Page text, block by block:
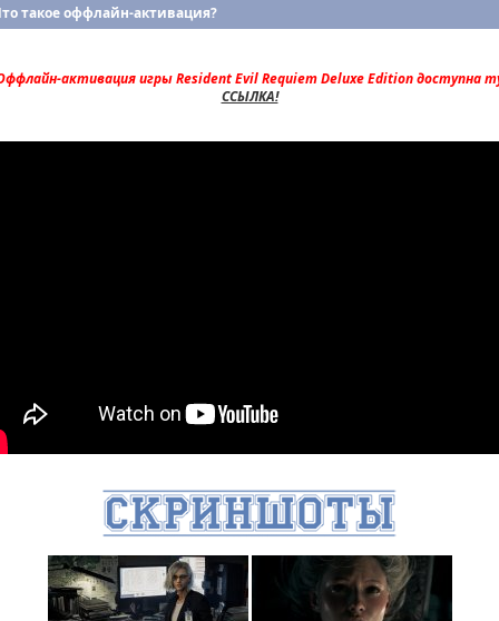
такое оффлайн-активация?
активация игры Resident Evil Requiem Deluxe Edition доступна
ССЫЛКА!